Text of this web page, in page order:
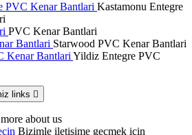
PVC Kenar Bantlari Kastamonu Entegre
PVC Kenar Bantlari
Bantlari Starwood PVC Kenar Bantlari
Kenar Bantlari Yildiz Entegre PVC
links 
about us
Bizimle iletişime geçmek için